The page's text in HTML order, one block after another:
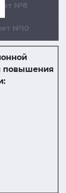
№8
№10
повышения